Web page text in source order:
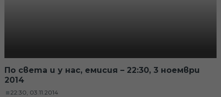
По света и у нас, емисия – 22:30, 3 ноември
2014
22:30, 03.11.2014